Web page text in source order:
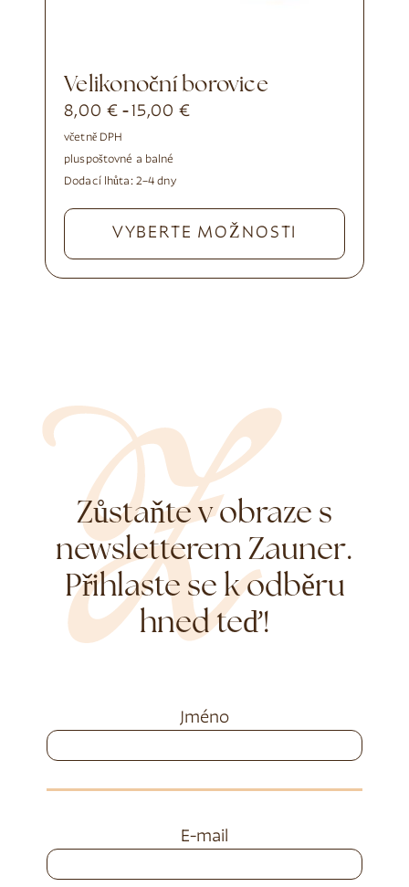
Velikonoční borovice
8,00 € - 15,00€
včetně DPH
pluspoštovné a balné
Dodací lhůta: 2–4 dny
VYBERTE MOŽNOSTI
Zůstaňte v obraze s
newsletterem Zauner.
Přihlaste se k odběru
hned teď!
Jméno
E-mail